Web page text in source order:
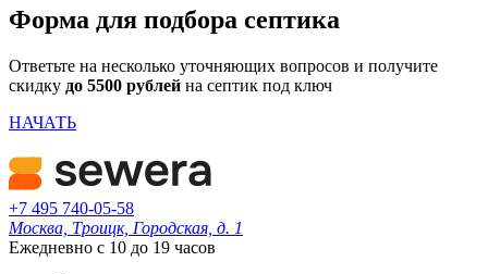
Форма для подбора септика
Ответьте на несколько уточняющих вопросов и получите
скидку до 5500 рублей на септик под ключ
НАЧАТЬ
+7 495 740-05-58
Москва, Троицк, Городская, д. 1
Ежедневно с 10 до 19 часов